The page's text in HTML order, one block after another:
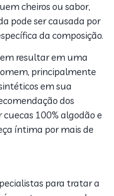
cheiros ou sabor,
pode ser causada por
da composição.
resultar em uma
principalmente
em sua
dos
100% algodão e
íntima por mais de
para tratar a